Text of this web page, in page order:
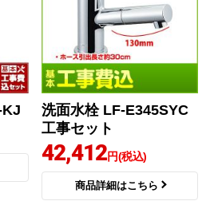
KJ
洗面水栓 LF-E345SYC
工事セット
42,412円(税込)
商品詳細はこちら